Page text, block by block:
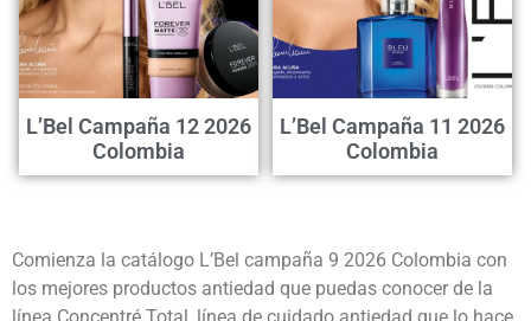
L’Bel Campaña 12 2026
Colombia
L’Bel Campaña 11 2026
Colombia
Comienza la catálogo L’Bel campaña 9 2026 Colombia con
los mejores productos antiedad que puedas conocer de la
línea Concentré Total, línea de cuidado antiedad que lo hace